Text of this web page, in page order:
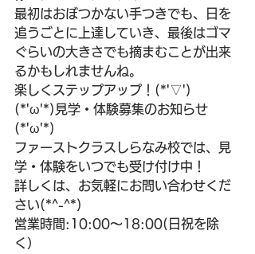
最初はおぼつかない手つきでも、日を
追うごとに上達していき、最後はゴマ
ぐらいの大きさでも摘まむことが出来
るかもしれませんね。
楽しくステップアップ！(*'▽')
(*'ω'*)見学・体験募集のお知らせ
(*'ω'*)
ファーストクラスしらなみ校では、見
学・体験をいつでも受け付け中！
詳しくは、お気軽にお問い合わせくだ
さい(*^-^*)
営業時間:10:00～18:00(日祝を除
く）